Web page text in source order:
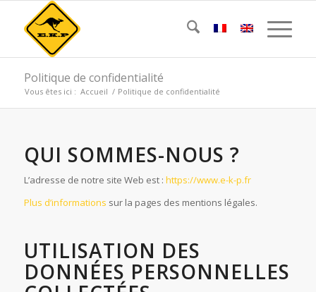
Politique de confidentialité
Vous êtes ici : Accueil / Politique de confidentialité
QUI SOMMES-NOUS ?
L’adresse de notre site Web est : https://www.e-k-p.fr
Plus d’informations sur la pages des mentions légales.
UTILISATION DES
DONNÉES PERSONNELLES